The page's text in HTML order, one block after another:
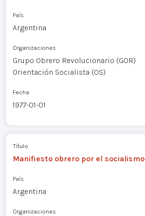
País
Argentina
Organizaciones
Grupo Obrero Revolucionario (GOR)
Orientación Socialista (OS)
Fecha
1977-01-01
Título
Manifiesto obrero por el socialismo
País
Argentina
Organizaciones